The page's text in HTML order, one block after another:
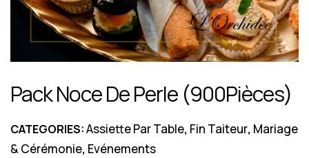
Pack Noce De Perle (900Pièces)
CATEGORIES:Assiette Par Table, Fin Taiteur, Mariage
& Cérémonie, Evénements